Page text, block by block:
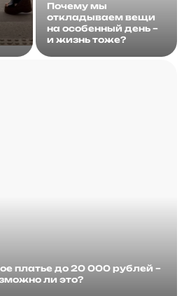
Почему мы
откладываем вещи
на особенный день –
и жизнь тоже?
платье до 20 000 рублей –
ли это?